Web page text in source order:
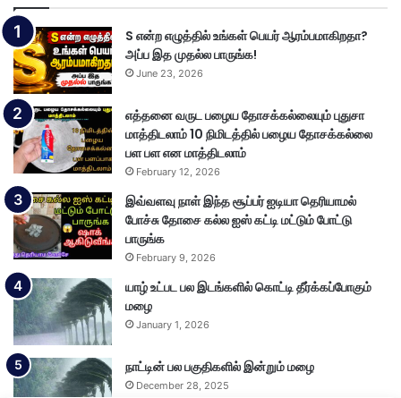
S என்ற எழுத்தில் உங்கள் பெயர் ஆரம்பமாகிறதா?
அப்ப இத முதல்ல பாருங்க!
June 23, 2026
எத்தனை வருட பழைய தோசக்கல்லையும் புதுசா
மாத்திடலாம் 10 நிமிடத்தில் பழைய தோசக்கல்லை
பள பள என மாத்திடலாம்
February 12, 2026
இவ்வளவு நாள் இந்த சூப்பர் ஐடியா தெரியாமல்
போச்சு தோசை கல்ல ஐஸ் கட்டி மட்டும் போட்டு
பாருங்க
February 9, 2026
யாழ் உட்பட பல இடங்களில் கொட்டி தீர்க்கப்போகும்
மழை
January 1, 2026
நாட்டின் பல பகுதிகளில் இன்றும் மழை
December 28, 2025